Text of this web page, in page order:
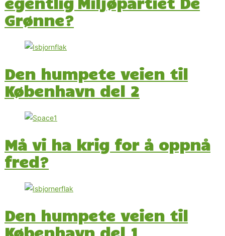
Grønne?
Den humpete veien til
København del 2
Må vi ha krig for å oppnå
fred?
Den humpete veien til
København del 1